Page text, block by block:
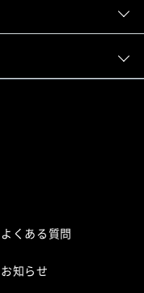
よくある質問
お知らせ